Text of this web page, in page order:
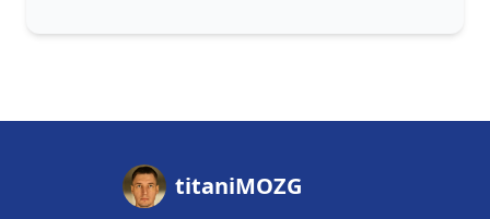
titaniMOZG